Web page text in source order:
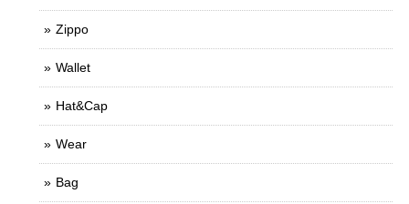
Zippo
Wallet
Hat&Cap
Wear
Bag